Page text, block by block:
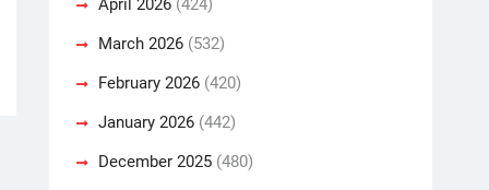
April 2026 (424)
March 2026 (532)
February 2026 (420)
January 2026 (442)
December 2025 (480)